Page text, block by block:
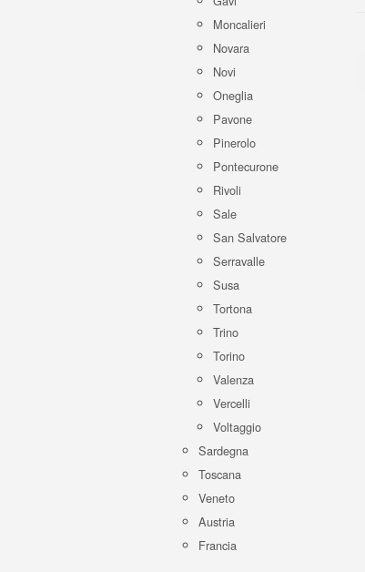
Moncalieri
Novara
Novi
Oneglia
Pavone
Pinerolo
Pontecurone
Rivoli
Sale
San Salvatore
Serravalle
Susa
Tortona
Trino
Torino
Valenza
Vercelli
Voltaggio
Sardegna
Toscana
Veneto
Austria
Francia